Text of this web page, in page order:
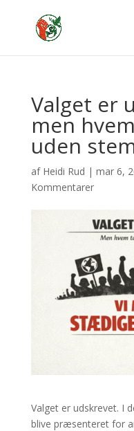
Valget er
men
uden
af Heidi Rud | mar 6,
Kommentarer
Valget er udskrevet. I
blive præsenteret for